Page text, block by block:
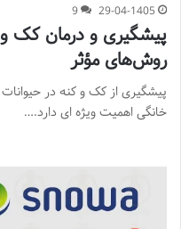
29-04-1405
9
پیشگیری و درمان کک
روش‌های مؤثر
پیشگیری از کک و کنه در
خانگی اهمیت ویژه ای دارد.…